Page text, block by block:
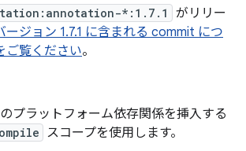
*:1.7.1
がリリー
ージョン 1.7.1 に含まれる commit につ
ご覧ください。
プラットフォーム依存関係を挿入する
スコープを使用します。